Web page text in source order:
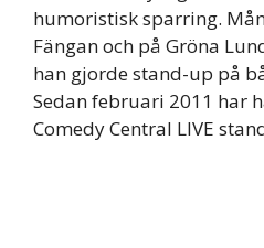
humoristisk sparring.
Fängan och på Gröna
han gjorde stand-up på
Sedan februari 2011 har
Comedy Central LIVE